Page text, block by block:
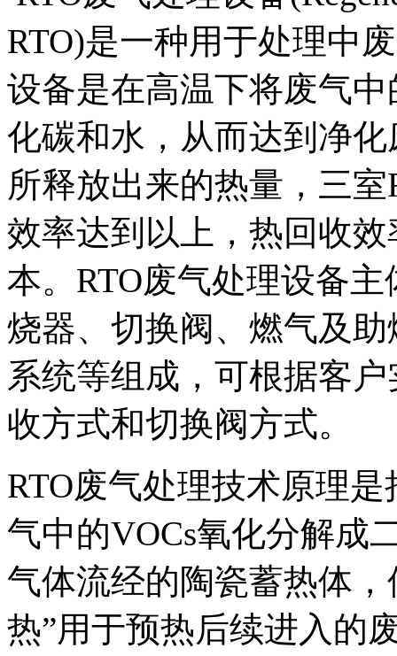
RTO)是一种用于处理中
设备是在高温下将废气
化碳和水，从而达到净
所释放出来的热量，三
效率达到以上，热回收
本。RTO废气处理设备
烧器、切换阀、燃气及
系统等组成，可根据客
收方式和切换阀方式。
RTO废气处理技术原理
气中的VOCs氧化分解成
气体流经的陶瓷蓄热体
热”用于预热后续进入的